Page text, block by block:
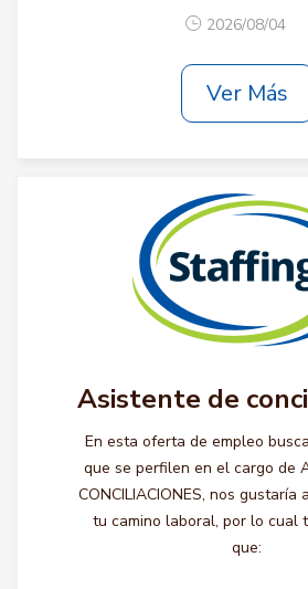
2026/08/04
Ver Más
Asistente de
En esta oferta de empleo
que se perfilen en el cargo de
CONCILIACIONES, nos gustaría
tu camino laboral, por lo cual
que: